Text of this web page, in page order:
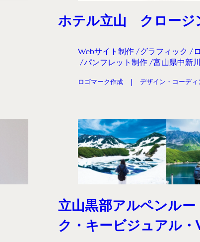
ホテル立山 クロージ
Webサイト制作 グラフィック
パンフレット制作 富山県中新
ロゴマーク作成 デザイン・コーディ
立山黒部アルペンル
ク・キービジュアル